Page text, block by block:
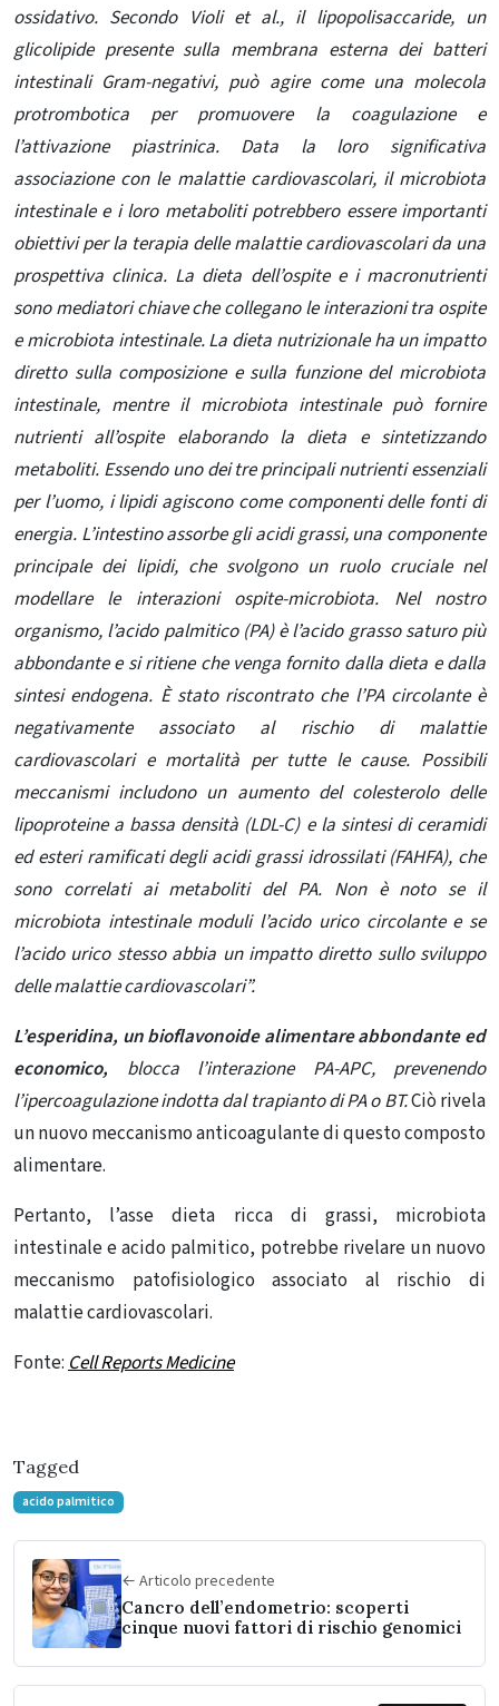
ossidativo. Secondo Violi et al., il lipopolisaccaride, un
glicolipide presente sulla membrana esterna dei batteri
intestinali Gram-negativi, può agire come una molecola
protrombotica per promuovere la coagulazione e
l’attivazione piastrinica. Data la loro significativa
associazione con le malattie cardiovascolari, il microbiota
intestinale e i loro metaboliti potrebbero essere importanti
obiettivi per la terapia delle malattie cardiovascolari da una
prospettiva clinica. La dieta dell’ospite e i macronutrienti
sono mediatori chiave che collegano le interazioni tra ospite
e microbiota intestinale. La dieta nutrizionale ha un impatto
diretto sulla composizione e sulla funzione del microbiota
intestinale, mentre il microbiota intestinale può fornire
nutrienti all’ospite elaborando la dieta e sintetizzando
metaboliti. Essendo uno dei tre principali nutrienti essenziali
per l’uomo, i lipidi agiscono come componenti delle fonti di
energia. L’intestino assorbe gli acidi grassi, una componente
principale dei lipidi, che svolgono un ruolo cruciale nel
modellare le interazioni ospite-microbiota. Nel nostro
organismo, l’acido palmitico (PA) è l’acido grasso saturo più
abbondante e si ritiene che venga fornito dalla dieta e dalla
sintesi endogena. È stato riscontrato che l’PA circolante è
negativamente associato al rischio di malattie
cardiovascolari e mortalità per tutte le cause. Possibili
meccanismi includono un aumento del colesterolo delle
lipoproteine a bassa densità (LDL-C) e la sintesi di ceramidi
ed esteri ramificati degli acidi grassi idrossilati (FAHFA), che
sono correlati ai metaboliti del PA. Non è noto se il
microbiota intestinale moduli l’acido urico circolante e se
l’acido urico stesso abbia un impatto diretto sullo sviluppo
delle malattie cardiovascolari”.
L’esperidina, un bioflavonoide alimentare abbondante ed
economico, blocca l’interazione PA-APC, prevenendo
l’ipercoagulazione indotta dal trapianto di PA o BT.Ciò rivela
un nuovo meccanismo anticoagulante di questo composto
alimentare.
Pertanto, l’assedieta ricca di grassi, microbiota
intestinaleeacido palmitico, potrebbe rivelare un nuovo
meccanismo patofisiologico associato al rischio di
malattie cardiovascolari.
Fonte:Cell Reports Medicine
Tagged
acido palmitico
← Articolo precedente
Cancro dell’endometrio: scoperti
cinque nuovi fattori di rischio genomici